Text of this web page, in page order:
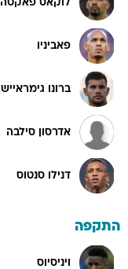
לוקאס פאקטה
פאביניו
ברונו גימראייש
אדרסון סילבה
דנילו סנטוס
התקפה
ויניסיוס